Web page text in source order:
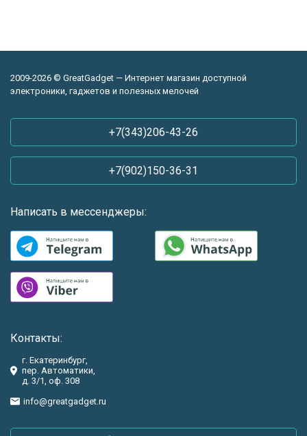
2009-2026 © GreatGadget — Интернет магазин доступной
электроники, гаджетов и полезных мелочей
+7(343)206-43-26
+7(902)150-36-31
Написать в мессенджеры:
Контакты:
г. Екатеринбург,
пер. Автоматики,
д. 3/1, оф. 308
info@greatgadget.ru